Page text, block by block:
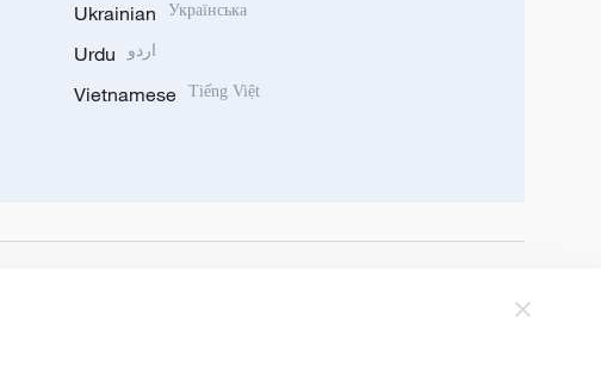
Ukrainian Українська
Urdu اردو
Vietnamese Tiếng Việt